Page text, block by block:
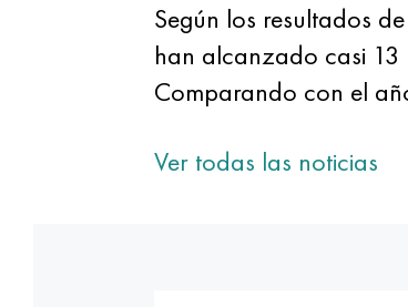
Según los resultados
han alcanzado casi 13
Comparando con el
Ver todas las noticias